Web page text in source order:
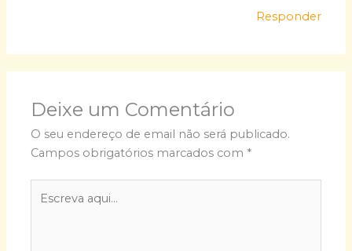
Responder
Deixe um Comentário
O seu endereço de email não será publicado.
Campos obrigatórios marcados com *
aqui...